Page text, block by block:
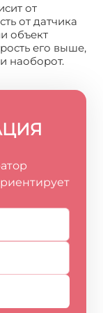
от
от датчика
объект
его выше,
наоборот.